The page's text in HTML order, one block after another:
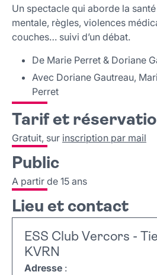
Un spectacle qui aborde la
mentale, règles, violences
couches… suivi d’un débat.
De Marie Perret & Doriane
Avec Doriane Gautreau,
Perret
Tarif et
Gratuit, sur inscription par mail
Public
A partir de 15 ans
Lieu et contact
ESS Club Vercors -
KVRN
Adresse :